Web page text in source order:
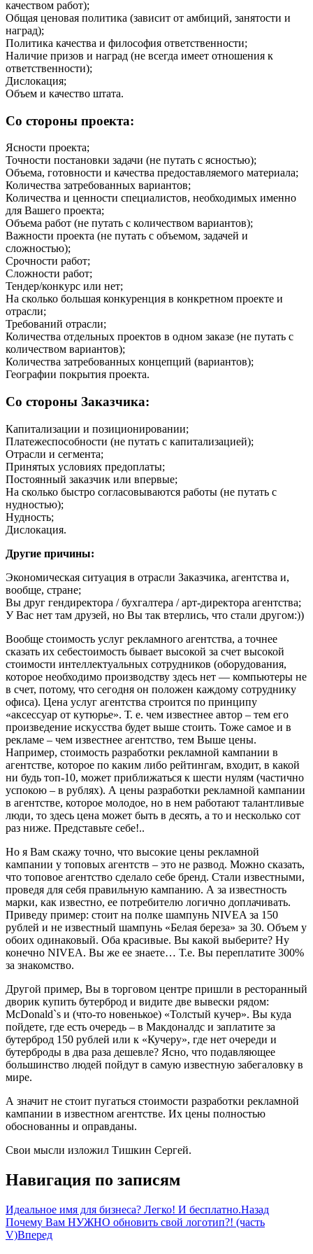
качеством работ);
Общая ценовая политика (зависит от амбиций, занятости и
наград);
Политика качества и философия ответственности;
Наличие призов и наград (не всегда имеет отношения к
ответственности);
Дислокация;
Объем и качество штата.
Со стороны проекта:
Ясности проекта;
Точности постановки задачи (не путать с ясностью);
Объема, готовности и качества предоставляемого материала;
Количества затребованных вариантов;
Количества и ценности специалистов, необходимых именно
для Вашего проекта;
Объема работ (не путать с количеством вариантов);
Важности проекта (не путать с объемом, задачей и
сложностью);
Срочности работ;
Сложности работ;
Тендер/конкурс или нет;
На сколько большая конкуренция в конкретном проекте и
отрасли;
Требований отрасли;
Количества отдельных проектов в одном заказе (не путать с
количеством вариантов);
Количества затребованных концепций (вариантов);
Географии покрытия проекта.
Со стороны Заказчика:
Капитализации и позиционировании;
Платежеспособности (не путать с капитализацией);
Отрасли и сегмента;
Принятых условиях предоплаты;
Постоянный заказчик или впервые;
На сколько быстро согласовываются работы (не путать с
нудностью);
Нудность;
Дислокация.
Другие причины:
Экономическая ситуация в отрасли Заказчика, агентства и,
вообще, стране;
Вы друг гендиректора / бухгалтера / арт-директора агентства;
У Вас нет там друзей, но Вы так втерлись, что стали другом:))
Вообще стоимость услуг рекламного агентства, а точнее
сказать их себестоимость бывает высокой за счет высокой
стоимости интеллектуальных сотрудников (оборудования,
которое необходимо производству здесь нет — компьютеры не
в счет, потому, что сегодня он положен каждому сотруднику
офиса). Цена услуг агентства строится по принципу
«аксессуар от кутюрье». Т. е. чем известнее автор – тем его
произведение искусства будет выше стоить. Тоже самое и в
рекламе – чем известнее агентство, тем Выше цены.
Например, стоимость разработки рекламной кампании в
агентстве, которое по каким либо рейтингам, входит, в какой
ни будь топ-10, может приближаться к шести нулям (частично
успокою – в рублях). А цены разработки рекламной кампании
в агентстве, которое молодое, но в нем работают талантливые
люди, то здесь цена может быть в десять, а то и несколько сот
раз ниже. Представьте себе!..
Но я Вам скажу точно, что высокие цены рекламной
кампании у топовых агентств – это не развод. Можно сказать,
что топовое агентство сделало себе бренд. Стали известными,
проведя для себя правильную кампанию. А за известность
марки, как известно, ее потребителю логично доплачивать.
Приведу пример: стоит на полке шампунь NIVEA за 150
рублей и не известный шампунь «Белая береза» за 30. Объем у
обоих одинаковый. Оба красивые. Вы какой выберите? Ну
конечно NIVEA. Вы же ее знаете… Т.е. Вы переплатите 300%
за знакомство.
Другой пример, Вы в торговом центре пришли в ресторанный
дворик купить бутерброд и видите две вывески рядом:
McDonald`s и (что-то новенькое) «Толстый кучер». Вы куда
пойдете, где есть очередь – в Макдоналдс и заплатите за
бутерброд 150 рублей или к «Кучеру», где нет очереди и
бутерброды в два раза дешевле? Ясно, что подавляющее
большинство людей пойдут в самую известную забегаловку в
мире.
А значит не стоит пугаться стоимости разработки рекламной
кампании в известном агентстве. Их цены полностью
обоснованны и оправданы.
Свои мысли изложил Тишкин Сергей.
Навигация по записям
Идеальное имя для бизнеса? Легко! И бесплатно.Назад
Почему Вам НУЖНО обновить свой логотип?! (часть
V)Вперед